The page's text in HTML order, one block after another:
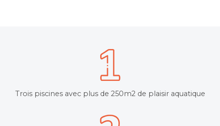
Trois piscines avec plus de 250m2 de plaisir aquatique